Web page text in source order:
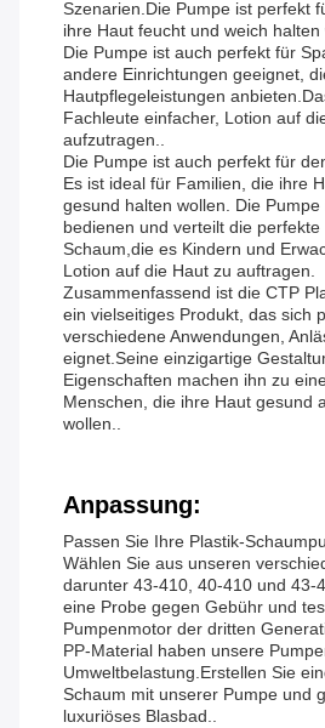
Szenarien.Die Pumpe ist perfekt
ihre Haut feucht und weich halten
Die Pumpe ist auch perfekt für
andere Einrichtungen geeignet,
Hautpflegeleistungen
Fachleute einfacher, Lotion auf
aufzutragen..
Die Pumpe ist auch perfekt für
Es ist ideal für Familien, die ihre
gesund halten wollen. Die Pumpe
bedienen und verteilt die perfekte
Schaum,die es Kindern und
Lotion auf die Haut zu auftragen.
Zusammenfassend ist die CTP
ein vielseitiges Produkt, das sich
verschiedene Anwendungen,
eignet.Seine einzigartige
Eigenschaften machen ihn zu
Menschen, die ihre Haut gesund
wollen..
Anpassung:
Passen Sie Ihre Plastik-
Wählen Sie aus unseren
darunter 43-410, 40-410 und 43-
eine Probe gegen Gebühr und
Pumpenmotor der dritten
PP-Material haben unsere
Umweltbelastung.Erstellen Sie
Schaum mit unserer Pumpe und
luxuriöses Blasbad..